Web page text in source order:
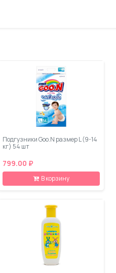
Подгузники Goo.N размер L (9-14
кг) 54 шт
799.00 ₽
В корзину